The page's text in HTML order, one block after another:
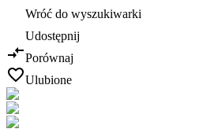
Wróć do wyszukiwarki
Udostępnij
Porównaj
Ulubione